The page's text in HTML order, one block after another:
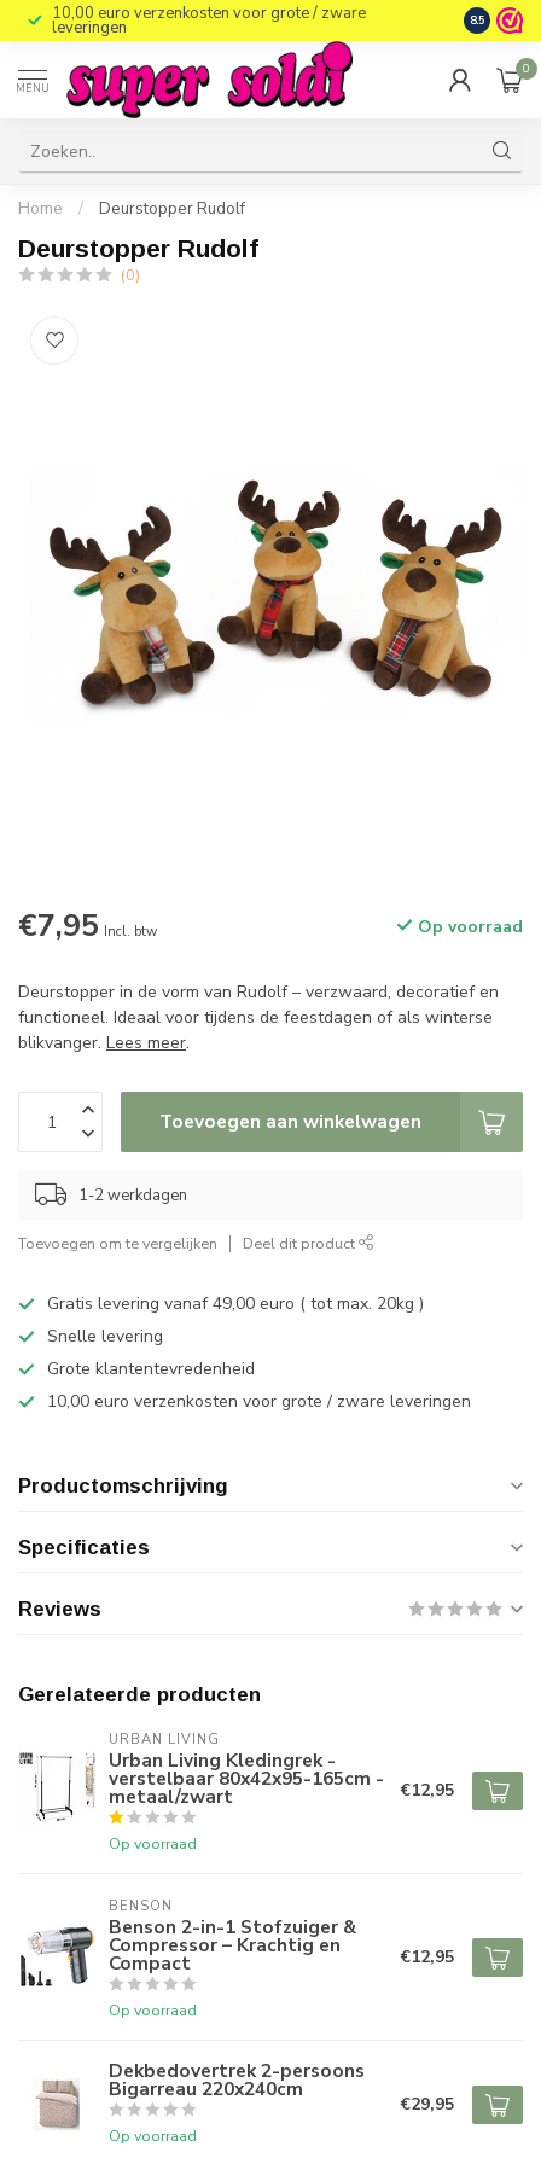
10,00 euro verzenkosten voor grote / zware
leveringen 8.5
MENU
0
Home / Deurstopper Rudolf
Deurstopper Rudolf
(0)
€7,95 Incl. btw Op voorraad
Deurstopper in de vorm van Rudolf – verzwaard, decoratief en
functioneel. Ideaal voor tijdens de feestdagen of als winterse
blikvanger. Lees meer.
Toevoegen aan winkelwagen
1-2 werkdagen
Toevoegen om te vergelijken Deel dit product
Gratis levering vanaf 49,00 euro ( tot max. 20kg )
Snelle levering
Grote klantentevredenheid
10,00 euro verzenkosten voor grote / zware leveringen
Productomschrijving
Specificaties
Reviews
Gerelateerde producten
URBAN LIVING
Urban Living Kledingrek -
verstelbaar 80x42x95-165cm -
metaal/zwart
Op voorraad
€12,95
BENSON
Benson 2-in-1 Stofzuiger &
Compressor – Krachtig en
Compact
Op voorraad
€12,95
Dekbedovertrek 2-persoons
Bigarreau 220x240cm
Op voorraad
€29,95